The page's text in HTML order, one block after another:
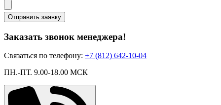
Отправить заявку
Заказать звонок менеджера!
Связаться по телефону: +7 (812) 642-10-04
ПН.-ПТ. 9.00-18.00 МСК